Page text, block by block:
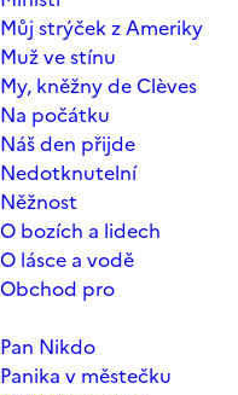
strýček z Ameriky
ve stínu
kněžny de Clèves
počátku
den přijde
bozích a lidech
lásce a vodě
pro
Nikdo
v městečku